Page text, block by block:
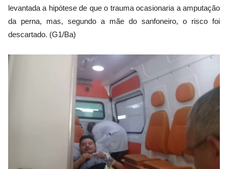
levantada a hipótese de que o trauma ocasionaria a amputação
da perna, mas, segundo a mãe do sanfoneiro, o risco foi
descartado. (G1/Ba)